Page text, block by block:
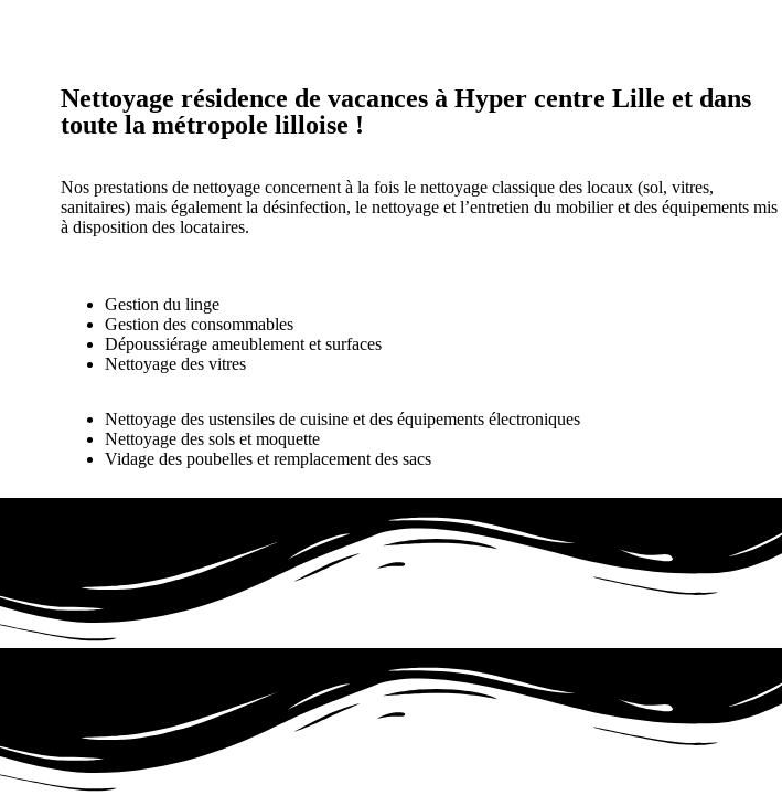
Nettoyage résidence de vacances à Hyper centre Lille et dans
toute la métropole lilloise !
Nos prestations de nettoyage concernent à la fois le nettoyage classique des locaux (sol, vitres,
sanitaires) mais également la désinfection, le nettoyage et l’entretien du mobilier et des équipements mis
à disposition des locataires.
Gestion du linge
Gestion des consommables
Dépoussiérage ameublement et surfaces
Nettoyage des vitres
Nettoyage des ustensiles de cuisine et des équipements électroniques
Nettoyage des sols et moquette
Vidage des poubelles et remplacement des sacs